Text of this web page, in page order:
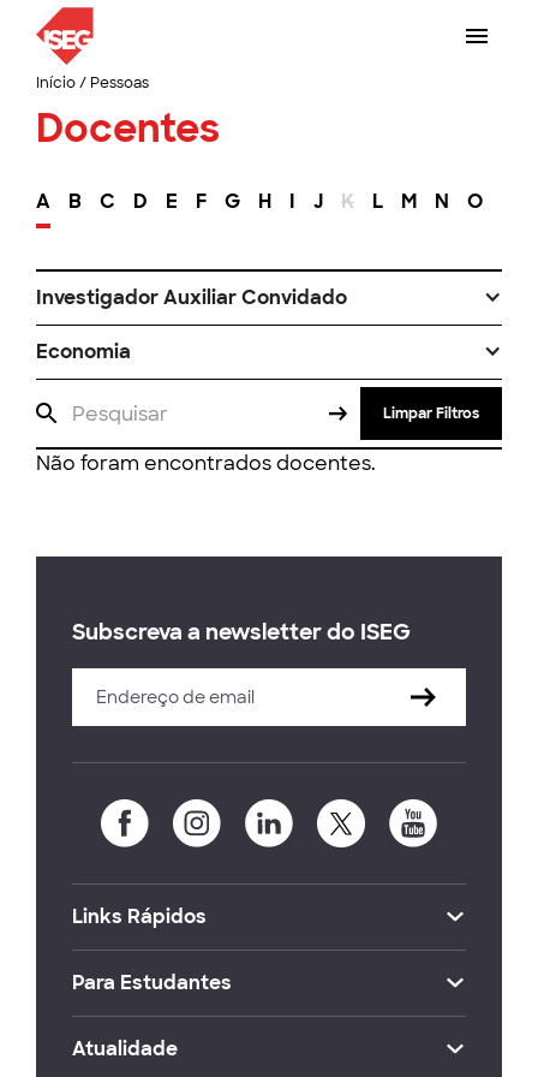
Início/ Pessoas
Docentes
A B C D E F G H I J K L M N O
Investigador Auxiliar Convidado
Economia
Limpar Filtros
Não foram encontrados docentes.
Subscreva a newsletter do ISEG
Links Rápidos
Para Estudantes
Atualidade